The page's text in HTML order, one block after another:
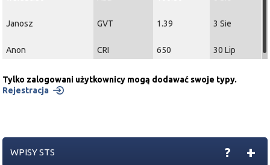
Janosz GVT 1.39 3 Sie
Anon CRI 650 30 Lip
Tylko zalogowani użytkownicy mogą dodawać swoje typy.
Rejestracja
WPISY STS +
?